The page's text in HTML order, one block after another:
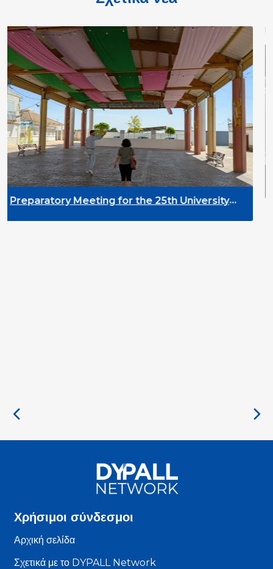
for the 25th University
DYPALL Network
2026 in Malta
Χρήσιμοι σύνδεσμοι
Αρχική σελίδα
Σχετικά με το DYPALL Network